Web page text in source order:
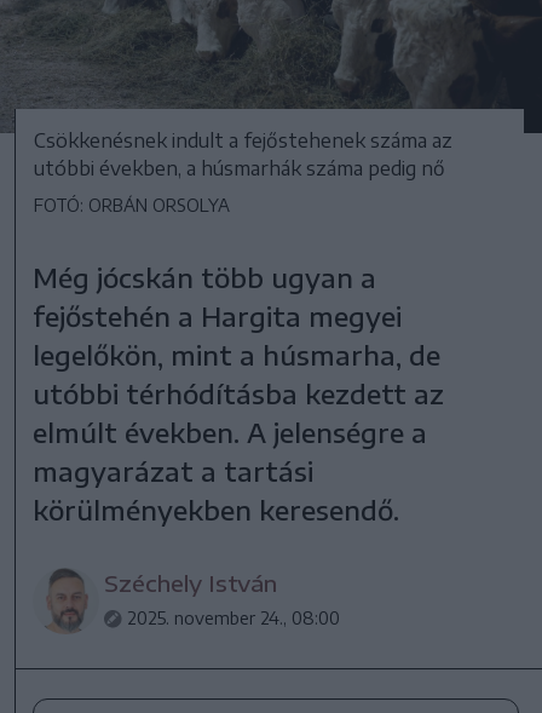
Csökkenésnek indult a fejőstehenek száma az
utóbbi években, a húsmarhák száma pedig nő
FOTÓ: ORBÁN ORSOLYA
Még jócskán több ugyan a
fejőstehén a Hargita megyei
legelőkön, mint a húsmarha, de
utóbbi térhódításba kezdett az
elmúlt években. A jelenségre a
magyarázat a tartási
körülményekben keresendő.
Széchely István
2025. november 24., 08:00